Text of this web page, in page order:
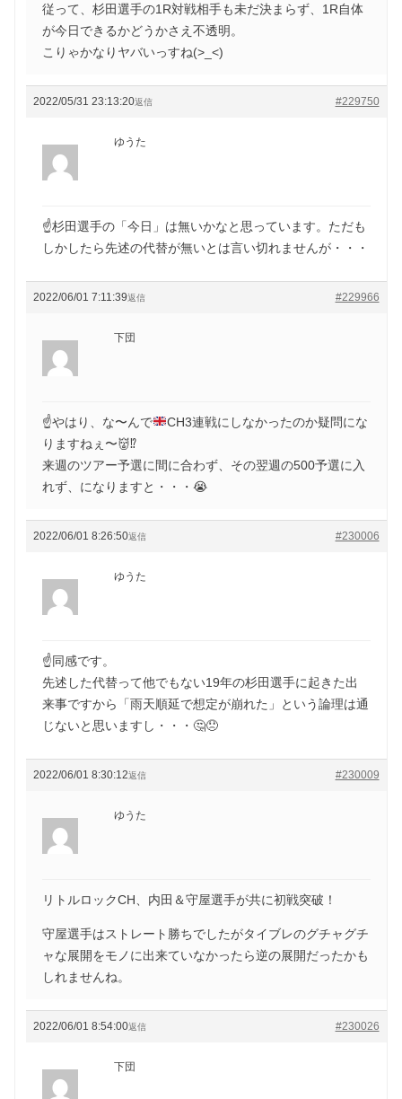
従って、杉田選手の1R対戦相手も未だ決まらず、1R自体
が今日できるかどうかさえ不透明。
こりゃかなりヤバいっすね(>_<)
2022/05/31 23:13:20 #229750
返信
ゆうた
☝️杉田選手の「今日」は無いかなと思っています。ただも
しかしたら先述の代替が無いとは言い切れませんが・・・
2022/06/01 7:11:39 #229966
返信
下団
☝️やはり、な〜んで
CH3連戦にしなかったのか疑問にな
りますねぇ〜👹⁉️
来週のツアー予選に間に合わず、その翌週の500予選に入
れず、になりますと・・・😭
2022/06/01 8:26:50 #230006
返信
ゆうた
☝️同感です。
先述した代替って他でもない19年の杉田選手に起きた出
来事ですから「雨天順延で想定が崩れた」という論理は通
じないと思いますし・・・🤔😞
2022/06/01 8:30:12 #230009
返信
ゆうた
リトルロックCH、内田＆守屋選手が共に初戦突破！
守屋選手はストレート勝ちでしたがタイブレのグチャグチ
ャな展開をモノに出来ていなかったら逆の展開だったかも
しれませんね。
2022/06/01 8:54:00 #230026
返信
下団